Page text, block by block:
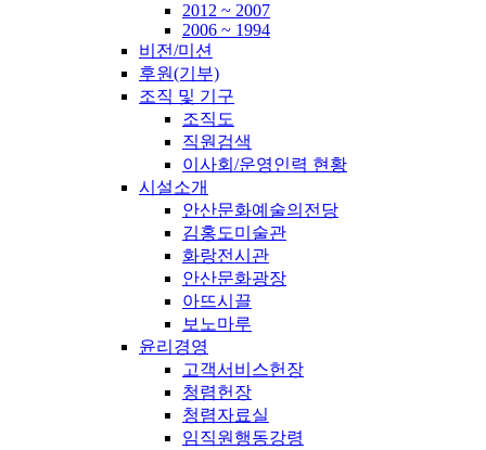
2012 ~ 2007
2006 ~ 1994
비전/미션
후원(기부)
조직 및 기구
조직도
직원검색
이사회/운영인력 현황
시설소개
안산문화예술의전당
김홍도미술관
화랑전시관
안산문화광장
아뜨시끌
보노마루
윤리경영
고객서비스헌장
청렴헌장
청렴자료실
임직원행동강령